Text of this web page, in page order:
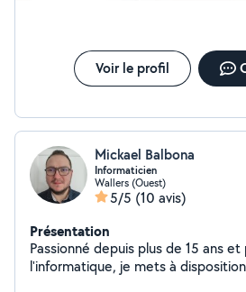
Voir le profil
Mickael Balbona
Informaticien
Wallers (Ouest)
5/5 (10 avis)
Présentation
Passionné depuis plus de 15 ans
l'informatique, je mets à